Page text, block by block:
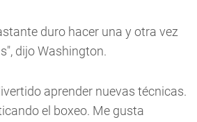
duro hacer una y otra vez
dijo Washington.
aprender nuevas técnicas.
el boxeo. Me gusta